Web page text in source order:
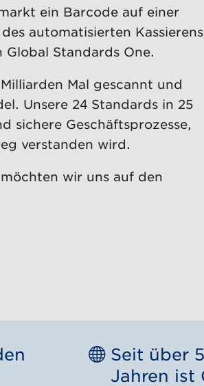
ein Barcode auf einer
automatisierten Kassierens
Standards One.
Mal gescannt und
Unsere 24 Standards in 25
sichere Geschäftsprozesse,
verstanden wird.
wir uns auf den
Seit über
Jahren ist